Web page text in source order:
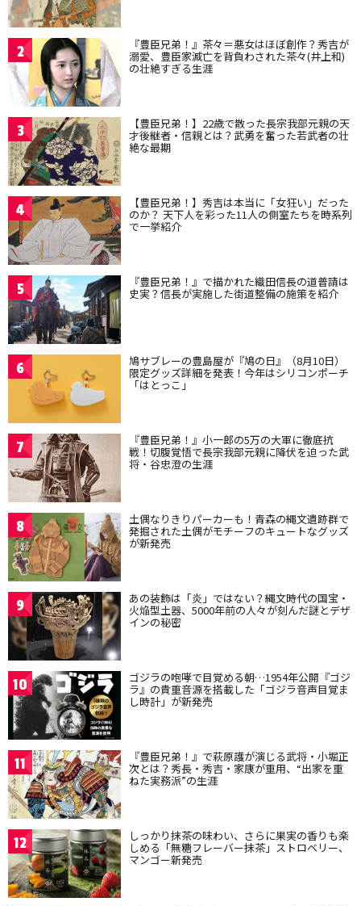
2 『豊臣兄弟！』茶々＝悪女はほぼ創作？秀吉が
溺愛、豊臣家滅亡を背負わされた茶々(井上和)
の壮絶すぎる生涯
3 【豊臣兄弟！】22歳で散った長宗我部元親の天
才後継者・信親とは？武勇を奮った若武者の壮
絶な最期
4 【豊臣兄弟！】秀吉は本当に「女狂い」だった
のか？ 天下人を彩った11人の側室たちを時系列
で一挙紹介
5 『豊臣兄弟！』で描かれた織田信長の道普請は
史実？信長が実施した街道整備の施策を紹介
6 鳩サブレーの豊島屋が『鳩の日』（8月10日）
限定グッズ詳細を発表！今年はシリコンポーチ
「はとっこ」
7 『豊臣兄弟！』小一郎の5万の大軍に徹底抗
戦！切腹覚悟で長宗我部元親に降伏を迫った武
将・谷忠澄の生涯
8 土偶なりきりパーカーも！青森の縄文遺跡群で
発掘された土偶がモチーフのキュートなグッズ
が新発売
9 あの装飾は「炎」ではない？縄文時代の国宝・
火焔型土器、5000年前の人々が刻んだ謎とデザ
インの秘密
10 ゴジラの咆哮で目覚める朝…1954年公開『ゴジ
ラ』の貴重音源を搭載した「ゴジラ音声目覚ま
し時計」が新発売
11 『豊臣兄弟！』で萩原護が演じる武将・小堀正
次とは？秀長・秀吉・家康が重用、“出家を重
ねた実務派”の生涯
12 しっかり抹茶の味わい、さらに果実の香りも楽
しめる「無糖フレーバー抹茶」ストロベリー、
マンゴー新発売